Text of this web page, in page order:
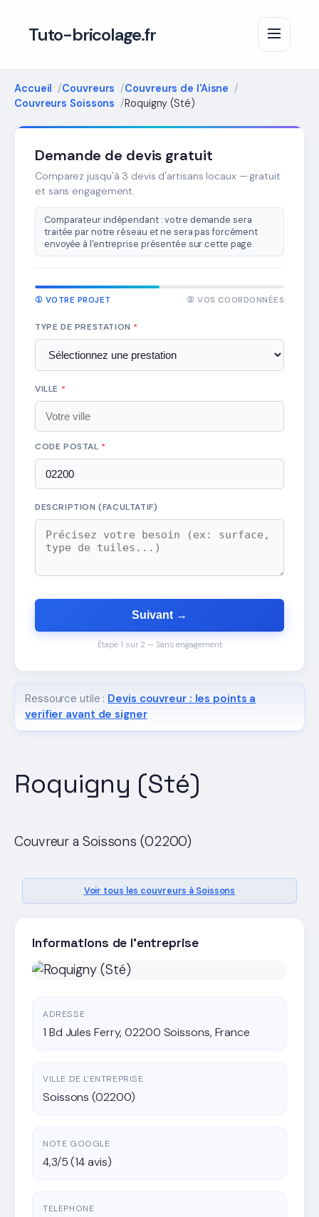
Tuto-bricolage.fr
Accueil Couvreurs
Couvreurs de l'Aisne
Couvreurs Soissons
Roquigny (Sté)
Roquigny (Sté)
Couvreur a Soissons (02200)
Voir tous les couvreurs à Soissons
Informations de l'entreprise
ADRESSE
1 Bd Jules Ferry, 02200 Soissons, France
VILLE DE L'ENTREPRISE
Soissons (02200)
NOTE GOOGLE
4,3/5 (14 avis)
TELEPHONE
Demande de devis gratuit
Comparez jusqu'à 3 devis d'artisans locaux — gratuit
et sans engagement.
Comparateur indépendant : votre demande sera
traitée par notre réseau et ne sera pas forcément
envoyée à l'entreprise présentée sur cette page.
① VOTRE PROJET ② VOS COORDONNÉES
TYPE DE PRESTATION *
VILLE *
CODE POSTAL *
DESCRIPTION (FACULTATIF)
Suivant →
Étape 1 sur 2 — Sans engagement
Ressource utile : Devis couvreur : les points a
verifier avant de signer